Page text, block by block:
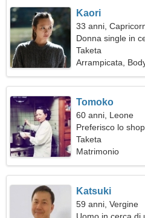
Kaori
33 anni,
Donna single in
Taketa
Arrampicata,
Tomoko
60 anni, Leone
Preferisco lo
Taketa
Matrimonio
Katsuki
59 anni, Vergine